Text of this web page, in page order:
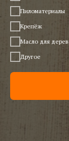
Пиломатериалы
Крепёж
Масло для
Другое